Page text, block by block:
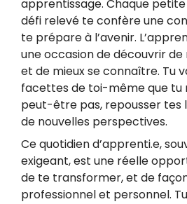
apprentissage. Chaque
défi relevé te confère une
te prépare à l’avenir.
une occasion de découvrir de
et de mieux se connaître. Tu
facettes de toi-même que tu
peut-être pas, repousser tes
de nouvelles perspectives.
Ce quotidien d’apprenti.e,
exigeant, est une réelle
de te transformer, et de
professionnel et personnel.